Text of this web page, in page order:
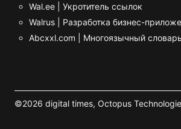
Wal.ee | Укротитель ссылок
Walrus | Разработка бизнес-
Abcxxl.com | Многоязычный словарь
©2026 digital times, Octopus